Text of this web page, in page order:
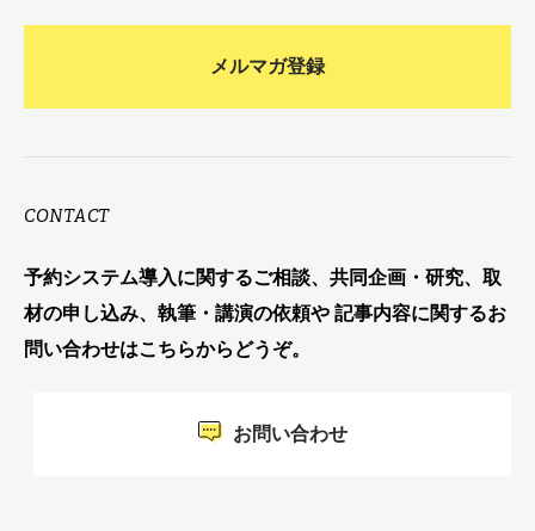
メルマガ登録
CONTACT
予約システム導入に関するご相談、共同企画・研究、取
材の申し込み、執筆・講演の依頼や 記事内容に関するお
問い合わせはこちらからどうぞ。
お問い合わせ